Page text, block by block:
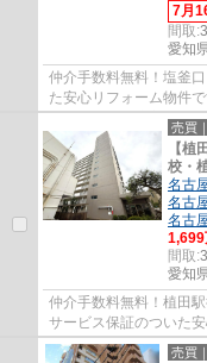
7月
間取:
愛知
仲介手数料無料！塩釜
た安心リフォーム物件
戸田建設 分譲主：伊藤
売買
【植
校・
名古
名古
名古
1,699
間取:
愛知
仲介手数料無料！植田
サービス保証のついた
売買